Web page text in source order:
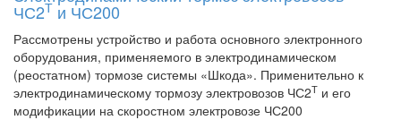
ЧС2Т и ЧС200
Рассмотрены устройство и работа основного электронного
оборудования, применяемого в электродинамическом
(реостатном) тормозе системы «Шкода». Применительно к
электродинамическому тормозу электровозов ЧС2Т и его
модификации на скоростном электровозе ЧС200